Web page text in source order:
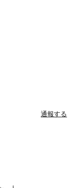
通報する